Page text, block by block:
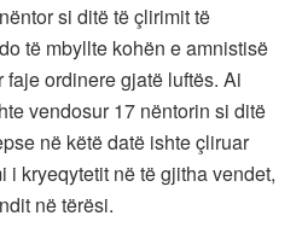
si ditë të çlirimit të
të mbyllte kohën e amnistisë
ordinere gjatë luftës. Ai
vendosur 17 nëntorin si ditë
në këtë datë ishte çliruar
kryeqytetit në të gjitha vendet,
në tërësi.